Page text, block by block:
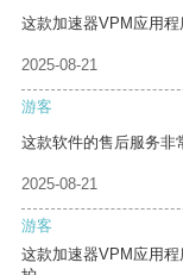
这款加速器VPM应用程
2025-08-21
游客
这款软件的售后服务非
2025-08-21
游客
这款加速器VPM应用